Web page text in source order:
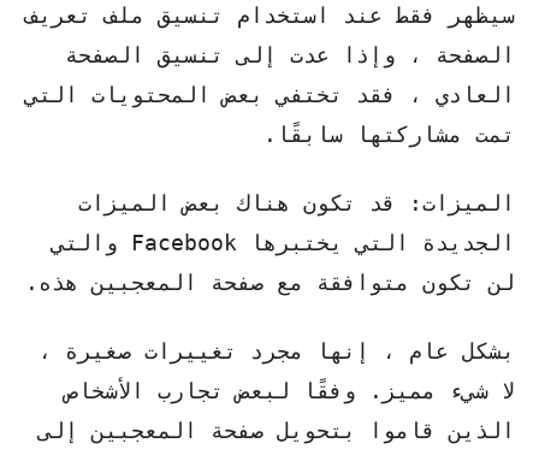
سيظهر فقط عند استخدام تنسيق ملف تعريف
الصفحة ، وإذا عدت إلى تنسيق الصفحة
العادي ، فقد تختفي بعض المحتويات التي
تمت مشاركتها سابقًا.
الميزات: قد تكون هناك بعض الميزات
الجديدة التي يختبرها Facebook والتي
لن تكون متوافقة مع صفحة المعجبين هذه.
بشكل عام ، إنها مجرد تغييرات صغيرة ،
لا شيء مميز. وفقًا لبعض تجارب الأشخاص
الذين قاموا بتحويل صفحة المعجبين إلى